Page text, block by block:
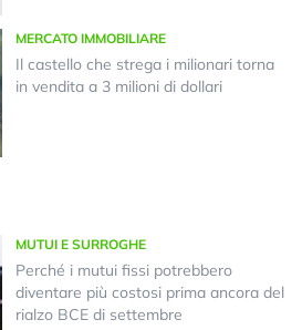
MERCATO IMMOBILIARE
Il castello che strega i milionari torna
in vendita a 3 milioni di dollari
MUTUI E SURROGHE
Perché i mutui fissi potrebbero
diventare più costosi prima ancora del
rialzo BCE di settembre